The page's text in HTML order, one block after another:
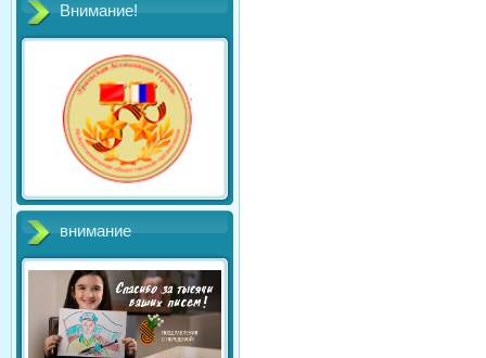
Внимание!
внимание